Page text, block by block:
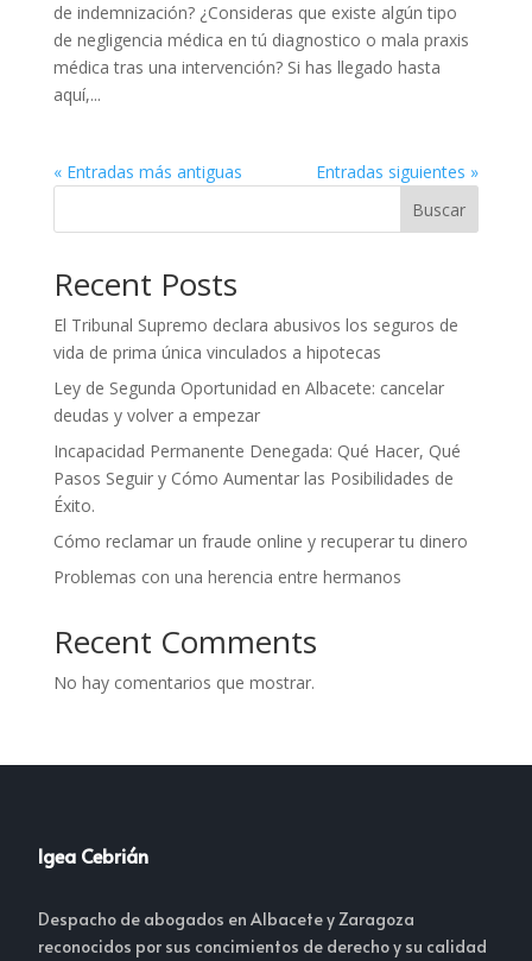
de indemnización? ¿Consideras que existe algún tipo
de negligencia médica en tú diagnostico o mala praxis
médica tras una intervención? Si has llegado hasta
aquí,...
« Entradas más antiguas
Entradas siguientes »
Buscar
Recent Posts
El Tribunal Supremo declara abusivos los seguros de
vida de prima única vinculados a hipotecas
Ley de Segunda Oportunidad en Albacete: cancelar
deudas y volver a empezar
Incapacidad Permanente Denegada: Qué Hacer, Qué
Pasos Seguir y Cómo Aumentar las Posibilidades de
Éxito.
Cómo reclamar un fraude online y recuperar tu dinero
Problemas con una herencia entre hermanos
Recent Comments
No hay comentarios que mostrar.
Igea Cebrián
Despacho de abogados en Albacete y Zaragoza
reconocidos por sus concimientos de derecho y su calidad